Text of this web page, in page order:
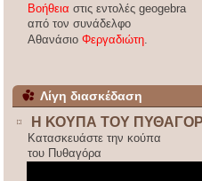
Βοήθειαστις εντολές geogebra
από τον συνάδελφο
ΑθανάσιοΦεργαδιώτη
Λίγη διασκέδαση
Η ΚΟΥΠΑ ΤΟΥ
Κατασκευάστε την κούπα
του Πυθαγόρα